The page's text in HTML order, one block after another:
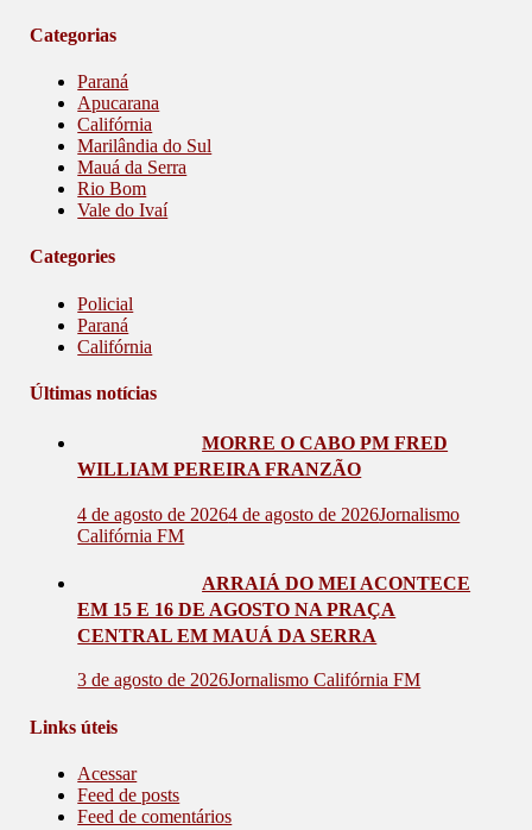
Categorias
Paraná
Apucarana
Califórnia
Marilândia do Sul
Mauá da Serra
Rio Bom
Vale do Ivaí
Categories
Policial
Paraná
Califórnia
Últimas notícias
MORRE O CABO PM FRED
WILLIAM PEREIRA FRANZÃO
4 de agosto de 20264 de agosto de 2026Jornalismo
Califórnia FM
ARRAIÁ DO MEI ACONTECE
EM 15 E 16 DE AGOSTO NA PRAÇA
CENTRAL EM MAUÁ DA SERRA
3 de agosto de 2026Jornalismo Califórnia FM
Links úteis
Acessar
Feed de posts
Feed de comentários